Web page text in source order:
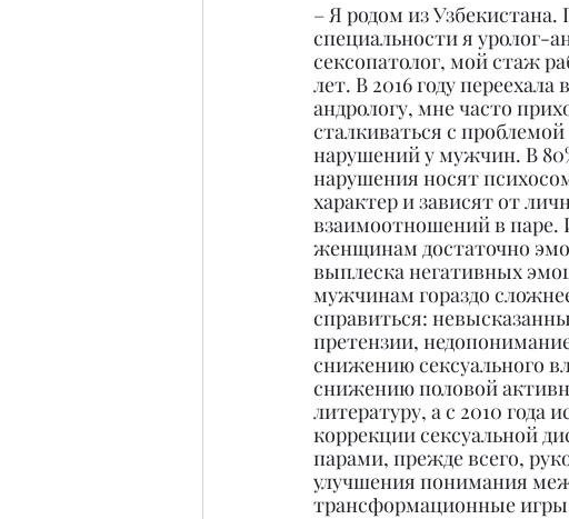
– Я родом из Узбекистана.
специальности я уролог-
сексопатолог, мой стаж
лет. В 2016 году
андрологу, мне часто
сталкиваться с
нарушений у мужчин. В
нарушения носят
характер и зависят от
взаимоотношений в паре.
женщинам достаточно
выплеска негативных
мужчинам гораздо
справиться:
претензии,
снижению сексуального
снижению половой
литературу, а с 2010 года
коррекции сексуальной
парами, прежде всего,
улучшения понимания
трансформационные